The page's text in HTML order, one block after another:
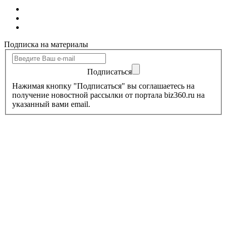
Подписка на материалы
Подписаться
Нажимая кнопку "Подписаться" вы соглашаетесь на
получение новостной рассылки от портала biz360.ru на
указанный вами email.